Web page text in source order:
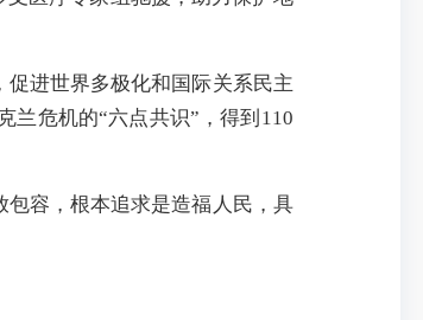
进世界多极化和国际关系民主
兰危机的“六点共识”，得到110
容，根本追求是造福人民，具